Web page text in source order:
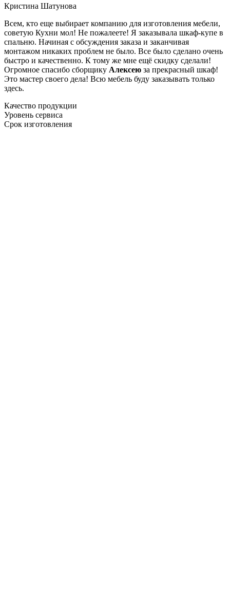
Кристина Шатунова
Всем, кто еще выбирает компанию для изготовления мебели,
советую Кухни мол! Не пожалеете! Я заказывала шкаф-купе в
спальню. Начиная с обсуждения заказа и заканчивая
монтажом никаких проблем не было. Все было сделано очень
быстро и качественно. К тому же мне ещё скидку сделали!
Огромное спасибо сборщику Алексею за прекрасный шкаф!
Это мастер своего дела! Всю мебель буду заказывать только
здесь.
Качество продукции
Уровень сервиса
Срок изготовления